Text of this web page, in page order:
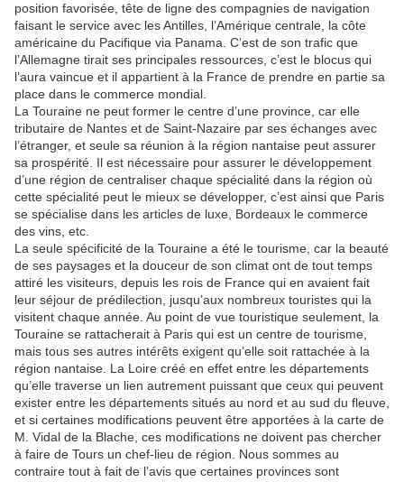
position favorisée, tête de ligne des compagnies de navigation
faisant le service avec les Antilles, l’Amérique centrale, la côte
américaine du Pacifique via Panama. C’est de son trafic que
l’Allemagne tirait ses principales ressources, c’est le blocus qui
l’aura vaincue et il appartient à la France de prendre en partie sa
place dans le commerce mondial.
La Touraine ne peut former le centre d’une province, car elle
tributaire de Nantes et de Saint-Nazaire par ses échanges avec
l’étranger, et seule sa réunion à la région nantaise peut assurer
sa prospérité. Il est nécessaire pour assurer le développement
d’une région de centraliser chaque spécialité dans la région où
cette spécialité peut le mieux se développer, c’est ainsi que Paris
se spécialise dans les articles de luxe, Bordeaux le commerce
des vins, etc.
La seule spécificité de la Touraine a été le tourisme, car la beauté
de ses paysages et la douceur de son climat ont de tout temps
attiré les visiteurs, depuis les rois de France qui en avaient fait
leur séjour de prédilection, jusqu’aux nombreux touristes qui la
visitent chaque année. Au point de vue touristique seulement, la
Touraine se rattacherait à Paris qui est un centre de tourisme,
mais tous ses autres intérêts exigent qu’elle soit rattachée à la
région nantaise. La Loire créé en effet entre les départements
qu’elle traverse un lien autrement puissant que ceux qui peuvent
exister entre les départements situés au nord et au sud du fleuve,
et si certaines modifications peuvent être apportées à la carte de
M. Vidal de la Blache, ces modifications ne doivent pas chercher
à faire de Tours un chef-lieu de région. Nous sommes au
contraire tout à fait de l’avis que certaines provinces sont